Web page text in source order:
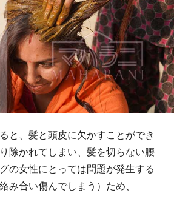
と、髪と頭皮に欠かすことができ
除かれてしまい、髪を切らない腰
の女性にとっては問題が発生する
み合い傷んでしまう）ため、